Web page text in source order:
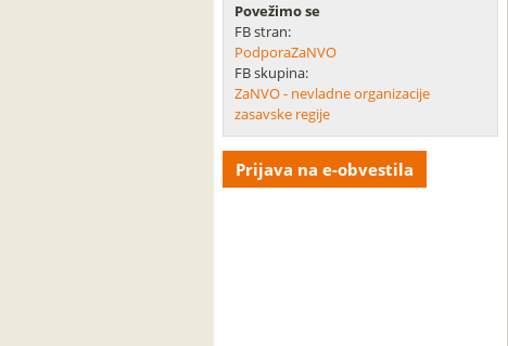
Povežimo se
FB stran:
PodporaZaNVO
FB skupina:
ZaNVO - nevladne organizacije
zasavske regije
Prijava na e-obvestila